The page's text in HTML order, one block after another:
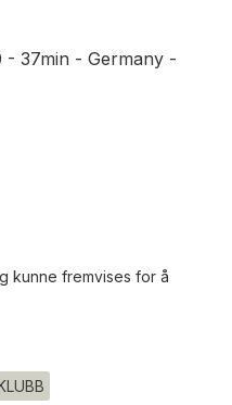
- 37min - Germany -
kunne fremvises for å